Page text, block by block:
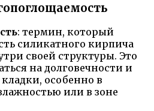
: термин, который
силикатного кирпича
своей структуры. Это
на долговечности и
особенно в
или в зоне